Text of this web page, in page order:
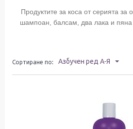
Продуктите за коса от серията за
шампоан, балсам, два лака и пяна
Сортиране по: Азбучен ред А-Я